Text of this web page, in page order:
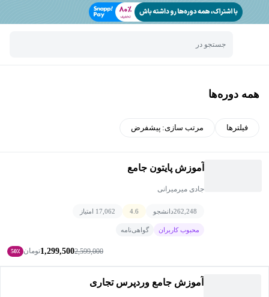
جستجو در
همه دوره‌ها
فیلترها مرتب سازی: پیشفرض
آموزش پایتون جامع
جادی میرمیرانی
262,248دانشجو 4.6 17,062 امتیاز
محبوب کاربران گواهی‌نامه
2,599,000
1,299,500تومان 50٪
آموزش جامع وردپرس تجاری